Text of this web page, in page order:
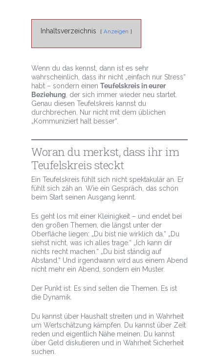
Inhaltsverzeichnis Anzeigen
Wenn du das kennst, dann ist es sehr
wahrscheinlich, dass ihr nicht „einfach nur Stress“
habt – sondern einen Teufelskreis in eurer
Beziehung , der sich immer wieder neu startet.
Genau diesen Teufelskreis kannst du
durchbrechen. Nur nicht mit dem üblichen
„Kommuniziert halt besser“.
Woran du merkst, dass ihr im
Teufelskreis steckt
Ein Teufelskreis fühlt sich nicht spektakulär an. Er
fühlt sich zäh an. Wie ein Gespräch, das schon
beim Start seinen Ausgang kennt.
Es geht los mit einer Kleinigkeit – und endet bei
den großen Themen, die längst unter der
Oberfläche liegen: „Du bist nie wirklich da.“ „Du
siehst nicht, was ich alles trage.“ „Ich kann dir
nichts recht machen.“ „Du bist ständig auf
Abstand.“ Und irgendwann wird aus einem Abend
nicht mehr ein Abend, sondern ein Muster.
Der Punkt ist: Es sind selten die Themen. Es ist
die Dynamik.
Du kannst über Haushalt streiten und in Wahrheit
um Wertschätzung kämpfen. Du kannst über Zeit
reden und eigentlich Nähe meinen. Du kannst
über Geld diskutieren und in Wahrheit Sicherheit
suchen.